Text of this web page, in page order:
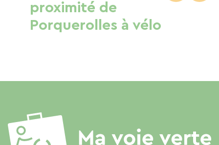
proximité de
Porquerolles à vélo